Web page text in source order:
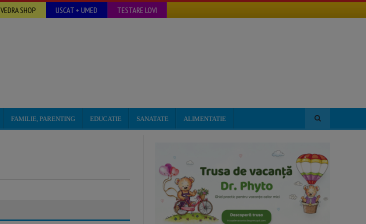
VEDRA SHOP USCAT + UMED TESTARE LOVI
FAMILIE, PARENTING EDUCATIE SANATATE ALIMENTATIE